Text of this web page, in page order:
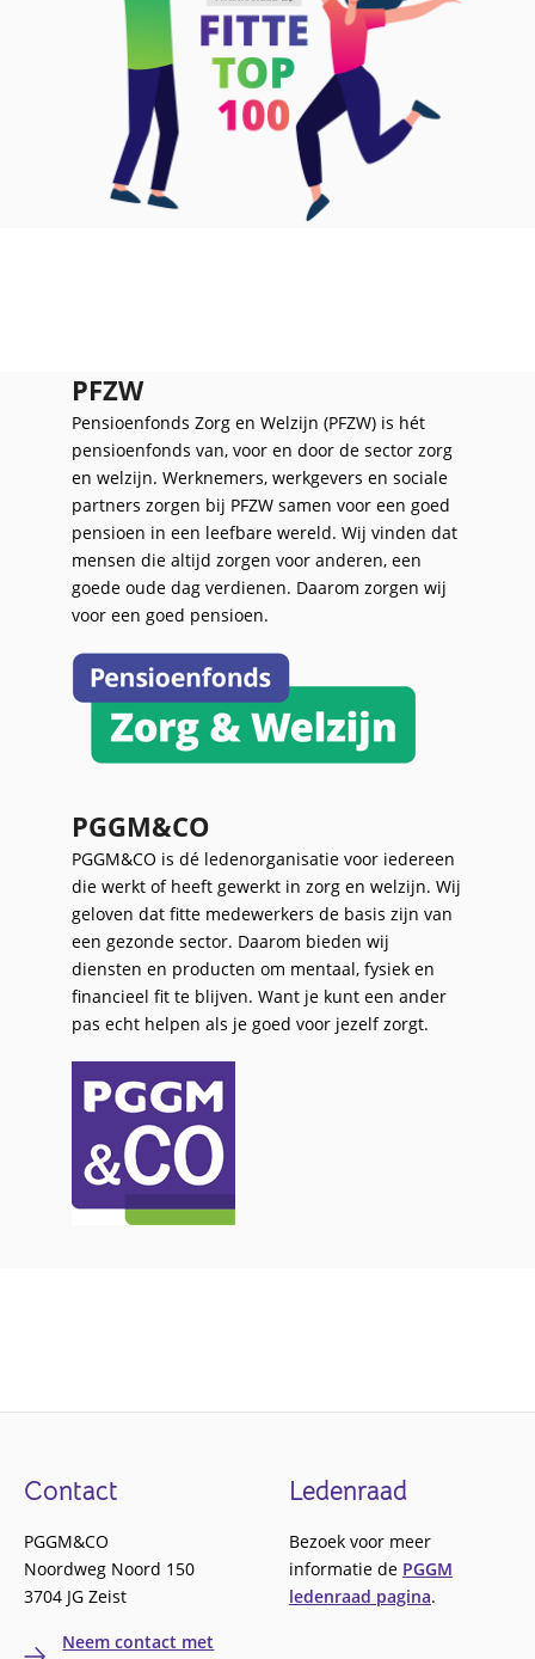
PFZW
Pensioenfonds Zorg en Welzijn (PFZW) is hét
pensioenfonds van, voor en door de sector zorg
en welzijn. Werknemers, werkgevers en sociale
partners zorgen bij PFZW samen voor een goed
pensioen in een leefbare wereld. Wij vinden dat
mensen die altijd zorgen voor anderen, een
goede oude dag verdienen. Daarom zorgen wij
voor een goed pensioen.
PGGM&CO
PGGM&CO is dé ledenorganisatie voor iedereen
die werkt of heeft gewerkt in zorg en welzijn. Wij
geloven dat fitte medewerkers de basis zijn van
een gezonde sector. Daarom bieden wij
diensten en producten om mentaal, fysiek en
financieel fit te blijven. Want je kunt een ander
pas echt helpen als je goed voor jezelf zorgt.
Footer
Contact
PGGM&CO
Noordweg Noord 150
3704 JG Zeist
Neem contact met
Ledenraad
Bezoek voor meer
informatie de PGGM
ledenraad pagina.